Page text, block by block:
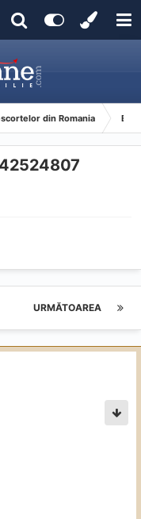
din Romania
URMĂTOAREA